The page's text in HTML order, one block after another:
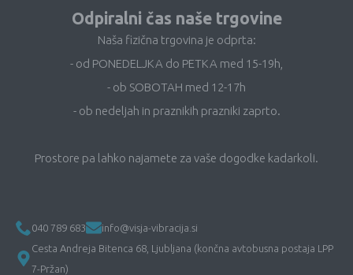
Odpiralni čas naše trgovine
Naša fizična trgovina je odprta:
- od PONEDELJKA do PETKA med 15-19h,
- ob SOBOTAH med 12-17h
- ob nedeljah in praznikih prazniki zaprto.
Prostore pa lahko najamete za vaše dogodke kadarkoli.
040 789 683
info@visja-vibracija.si
Cesta Andreja Bitenca 68, Ljubljana (končna avtobusna postaja LPP
7-Pržan)